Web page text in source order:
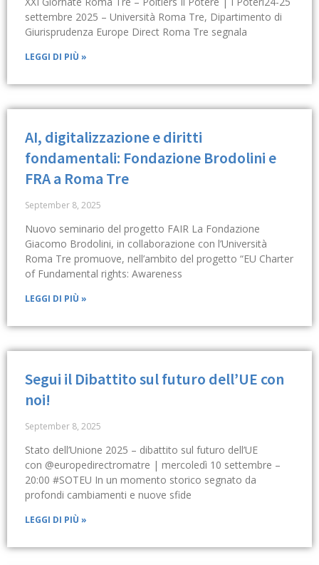
settembre 2025 – Università Roma Tre, Dipartimento di
Giurisprudenza Europe Direct Roma Tre segnala
LEGGI DI PIÙ »
AI, digitalizzazione e diritti
fondamentali: Fondazione Brodolini e
FRA a Roma Tre
September 8, 2025
Nuovo seminario del progetto FAIR La Fondazione
Giacomo Brodolini, in collaborazione con l’Università
Roma Tre promuove, nell’ambito del progetto “EU Charter
of Fundamental rights: Awareness
LEGGI DI PIÙ »
Segui il Dibattito sul futuro dell’UE con
noi!
September 8, 2025
Stato dell’Unione 2025 – dibattito sul futuro dell’UE
con @europedirectromatre | mercoledì 10 settembre –
20:00 #SOTEU In un momento storico segnato da
profondi cambiamenti e nuove sfide
LEGGI DI PIÙ »